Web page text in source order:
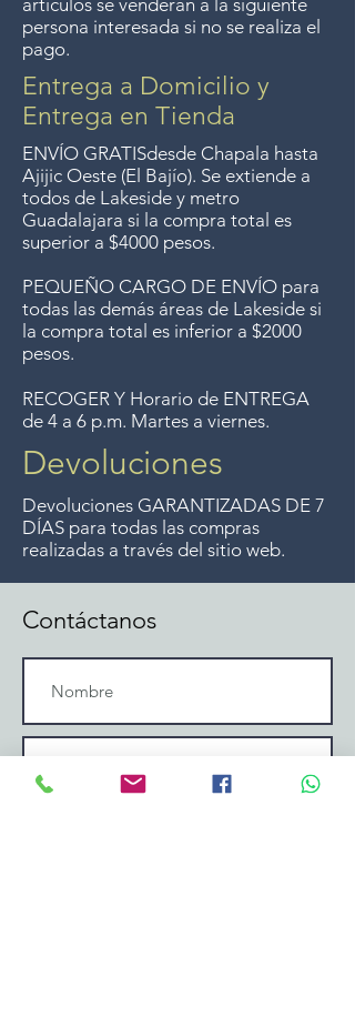
artículos se venderán a la siguiente
persona interesada si no se realiza el
pago.
Entrega a Domicilio y
Entrega en Tienda
ENVÍO GRATISdesde Chapala hasta
Ajijic Oeste (El Bajío). Se extiende a
todos de Lakeside y metro
Guadalajara si la compra total es
superior a $4000 pesos.
PEQUEÑO CARGO DE ENVÍO para
todas las demás áreas de Lakeside si
la compra total es inferior a $2000
pesos.
RECOGER Y Horario de ENTREGA
de 4 a 6 p.m. Martes a viernes.
Devoluciones
Devoluciones GARANTIZADAS DE 7
DÍAS para todas las compras
realizadas a través del sitio web.
Contáctanos